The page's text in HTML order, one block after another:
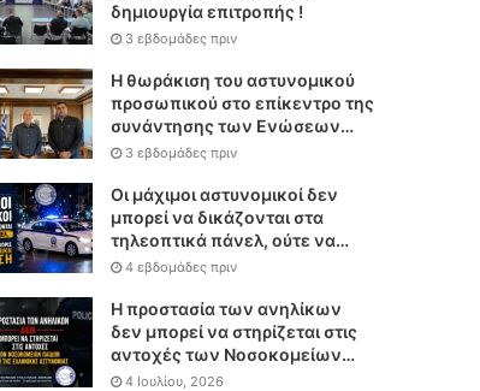
δημιουργία επιτροπής !
3 εβδομάδες πριν
Η θωράκιση του αστυνομικού
προσωπικού στο επίκεντρο της
συνάντησης των Ενώσεων
Αστυνομικών Υπαλλήλων
τον Υπουργό Δικαιοσύνης
3 εβδομάδες πριν
Οι μάχιμοι αστυνομικοί δεν
μπορεί να δικάζονται στα
τηλεοπτικά πάνελ, ούτε να
επιχειρούν χωρίς θεσμική &
4 εβδομάδες πριν
Η προστασία των ανηλίκων
δεν μπορεί να στηρίζεται στις
αντοχές των Νοσοκομείων
Παίδων και της Ελληνικής
4 Ιουλίου, 2026